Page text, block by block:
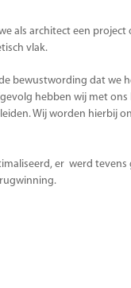
als architect een
vlak.
bewustwording dat we
hebben wij met
Wij worden hierbij
er werd